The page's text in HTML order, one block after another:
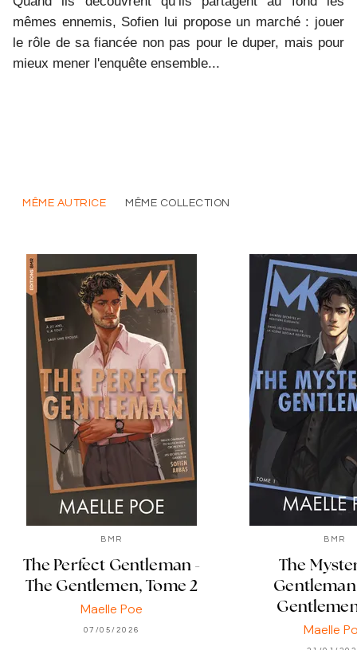
mêmes ennemis, Sofien lui propose un marché : jouer
le rôle de sa fiancée non pas pour le duper, mais pour
mieux mener l'enquête ensemble...
MÊME AUTRICE MÊME COLLECTION
BMR
The Perfect Gentleman -
The Gentlemen, Tome 2
Maelle Poe
07/05/2026
BMR
The
Gentleman
Maelle